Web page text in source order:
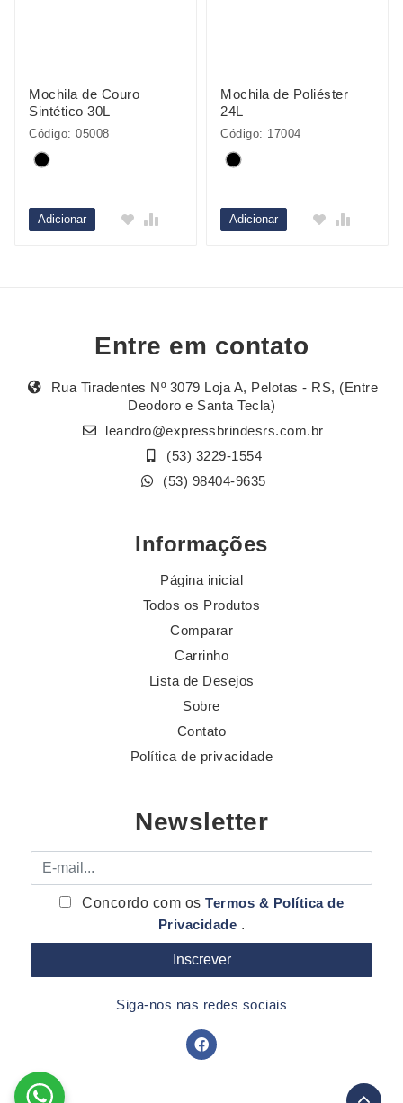
Mochila de Couro
Sintético 30L
Código: 05008
Adicionar
Mochila de Poliéster
24L
Código: 17004
Adicionar
Entre em contato
Rua Tiradentes Nº 3079 Loja A, Pelotas - RS, (Entre
Deodoro e Santa Tecla)
leandro@expressbrindesrs.com.br
(53) 3229-1554
(53) 98404-9635
Informações
Página inicial
Todos os Produtos
Comparar
Carrinho
Lista de Desejos
Sobre
Contato
Política de privacidade
Newsletter
E-mail
Concordo com osTermos & Política de
Privacidade .
Siga-nos nas redes sociais